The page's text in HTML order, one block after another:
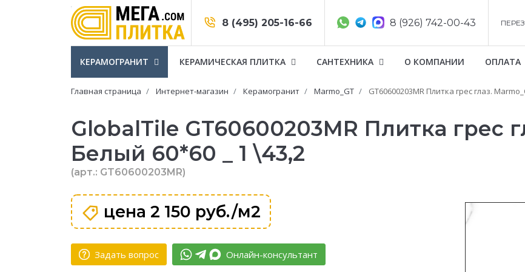
8 (495) 205-16-66 8 (926) 742-00-43
КЕРАМОГРАНИТ КЕРАМИЧЕСКАЯ ПЛИТКА САНТЕХНИКА О КОМПАНИИ ОПЛАТА
Главная страница Интернет-магазин Керамогранит Marmo_GT GT60600203MR Плитка грес глаз.
GlobalTile GT60600203MR Плитка грес
Белый 60*60 _ 1 \43,2
(арт.: GT60600203MR)
цена 2 150 руб./м2
Задать вопрос Онлайн-консультант